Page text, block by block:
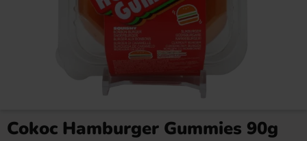
Cokoc Hamburger Gummies 90g